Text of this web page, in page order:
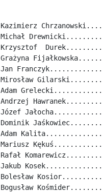
Kazimierz
Michał
Krzysztof
Grażyna
Jan
Mirosław
Adam
Andrzej
Józef
Dominik
Adam
Mariusz
Rafał
Jakub
Bolesław
Bogusław